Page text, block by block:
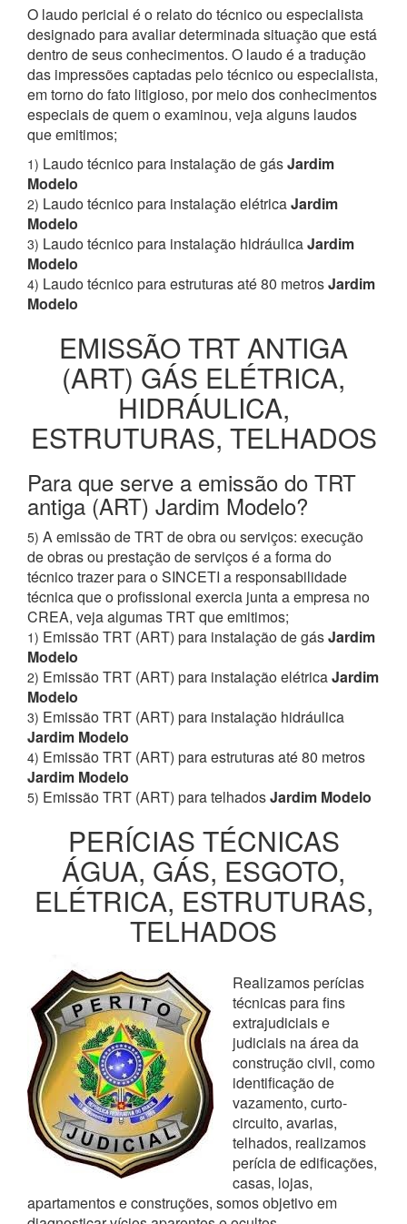
O laudo pericial é o relato do técnico ou especialista
designado para avaliar determinada situação que está
dentro de seus conhecimentos. O laudo é a tradução
das impressões captadas pelo técnico ou especialista,
em torno do fato litigioso, por meio dos conhecimentos
especiais de quem o examinou, veja alguns laudos
que emitimos;
1) Laudo técnico para instalação de gásJardim
Modelo
2) Laudo técnico para instalação elétricaJardim
Modelo
3) Laudo técnico para instalação hidráulicaJardim
Modelo
4) Laudo técnico para estruturas até 80 metrosJardim
Modelo
EMISSÃO TRT ANTIGA
(ART) GÁS ELÉTRICA,
HIDRÁULICA,
ESTRUTURAS, TELHADOS
Para que serve a emissão do TRT
antiga (ART) Jardim Modelo?
5) A emissão de TRT de obra ou serviços: execução
de obras ou prestação de serviços é a forma do
técnico trazer para o SINCETI a responsabilidade
técnica que o profissional exercia junta a empresa no
CREA, veja algumas TRT que emitimos;
1) Emissão TRT (ART) para instalação de gásJardim
Modelo
2) Emissão TRT (ART) para instalação elétricaJardim
Modelo
3) Emissão TRT (ART) para instalação hidráulica
Jardim Modelo
4) Emissão TRT (ART) para estruturas até 80 metros
Jardim Modelo
5) Emissão TRT (ART) para telhadosJardim Modelo
PERÍCIAS TÉCNICAS
ÁGUA, GÁS, ESGOTO,
ELÉTRICA, ESTRUTURAS,
TELHADOS
Realizamos perícias
técnicas para fins
extrajudiciais e
judiciais na área da
construção civil, como
identificação de
vazamento, curto-
circuito, avarias,
telhados, realizamos
perícia de edificações,
casas, lojas,
apartamentos e construções, somos objetivo em